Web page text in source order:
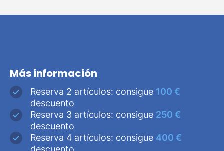
Más información
Reserva 2 artículos: consigue 100 €
descuento
Reserva 3 artículos: consigue 250 €
descuento
Reserva 4 artículos: consigue 400 €
descuento